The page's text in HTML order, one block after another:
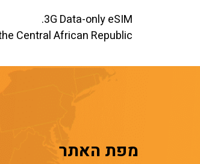
3G Data-only eSIM.
Central African Republic.
מפת האתר